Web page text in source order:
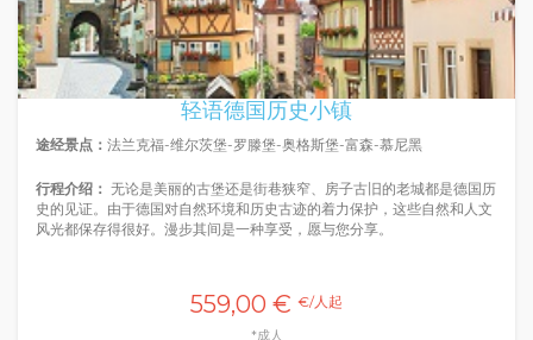
轻语德国历史小镇
途经景点： 法兰克福-维尔茨堡-罗滕堡-奥格斯堡-富森-慕尼黑
行程介绍： 无论是美丽的古堡还是街巷狭窄、房子古旧的老城都是德国历
史的见证。由于德国对自然环境和历史古迹的着力保护，这些自然和人文
风光都保存得很好。漫步其间是一种享受，愿与您分享。
559,00 € €/人起
*成人